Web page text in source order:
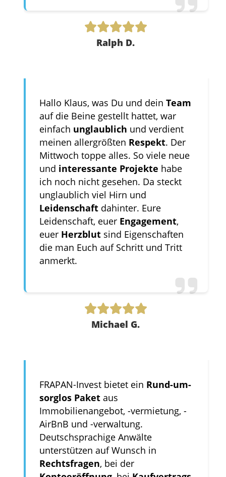
Ralph D.
Hallo Klaus, was Du und dein Team
auf die Beine gestellt hattet, war
einfach unglaublich und verdient
meinen allergrößten Respekt. Der
Mittwoch toppe alles. So viele neue
und interessante Projekte habe
ich noch nicht gesehen. Da steckt
unglaublich viel Hirn und
Leidenschaftdahinter. Eure
Leidenschaft, euer Engagement,
euer Herzblutsind Eigenschaften
die man Euch auf Schritt und Tritt
anmerkt.
Michael G.
FRAPAN-Invest bietet ein Rund-um-
sorglos Paketaus
Immobilienangebot, -vermietung, -
AirBnB und -verwaltung.
Deutschsprachige Anwälte
unterstützen auf Wunsch in
Rechtsfragen, bei der